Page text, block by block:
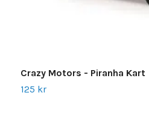
Crazy Motors - Piranha Kart
125 kr